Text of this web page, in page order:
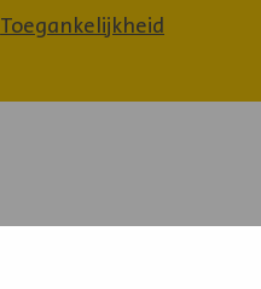
Toegankelijkheid